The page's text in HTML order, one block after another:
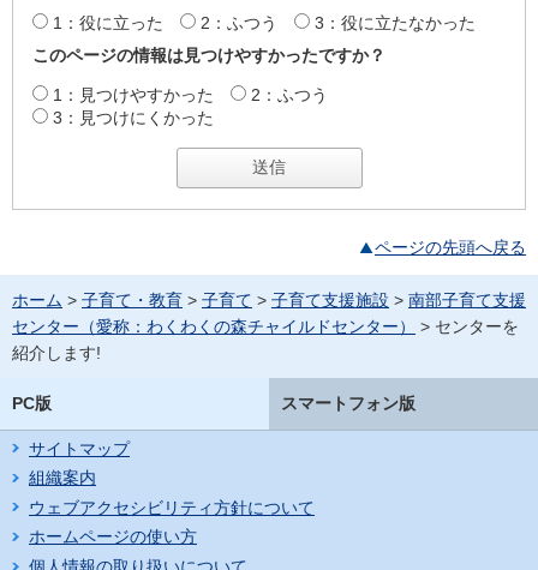
1：役に立った 2：ふつう
3：役に立たなかった
このページの情報は見つけやすかったですか？
1：見つけやすかった
2：ふつう
3：見つけにくかった
ページの先頭へ戻る
ホーム > 子育て・教育 > 子育て > 子育て支援施設 > 南部子育て支援
センター（愛称：わくわくの森チャイルドセンター）
> センターを
紹介します!
PC版 スマートフォン版
サイトマップ
組織案内
ウェブアクセシビリティ方針について
ホームページの使い方